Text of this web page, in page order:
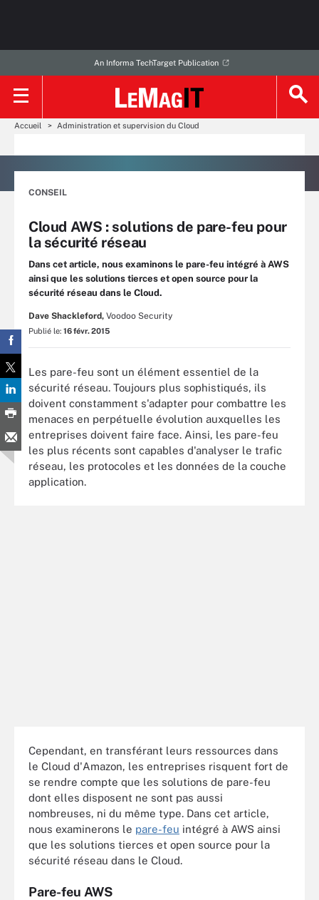
An Informa TechTarget Publication
Accueil Administration et supervision du Cloud
CONSEIL
Cloud AWS : solutions de pare-feu pour
la sécurité réseau
Dans cet article, nous examinons le pare-feu intégré à AWS
ainsi que les solutions tierces et open source pour la
sécurité réseau dans le Cloud.
Dave Shackleford, Voodoo Security
Publié le: 16 févr. 2015
Les pare-feu sont un élément essentiel de la
sécurité réseau. Toujours plus sophistiqués, ils
doivent constamment s'adapter pour combattre les
menaces en perpétuelle évolution auxquelles les
entreprises doivent faire face. Ainsi, les pare-feu
les plus récents sont capables d'analyser le trafic
réseau, les protocoles et les données de la couche
application.
Cependant, en transférant leurs ressources dans
le Cloud d'Amazon, les entreprises risquent fort de
se rendre compte que les solutions de pare-feu
dont elles disposent ne sont pas aussi
nombreuses, ni du même type. Dans cet article,
nous examinerons le pare-feu intégré à AWS ainsi
que les solutions tierces et open source pour la
sécurité réseau dans le Cloud.
Pare-feu AWS